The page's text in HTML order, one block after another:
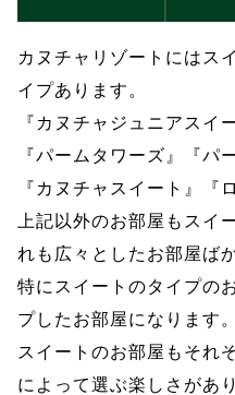
カヌチャリゾートにはス
イプあります。
『カヌチャジュニアスイ
『パームタワーズ』『パ
『カヌチャスイート』『
上記以外のお部屋もスイ
れも広々としたお部屋ば
特にスイートのタイプの
プしたお部屋になります。
スイートのお部屋もそれ
によって選ぶ楽しさがあ